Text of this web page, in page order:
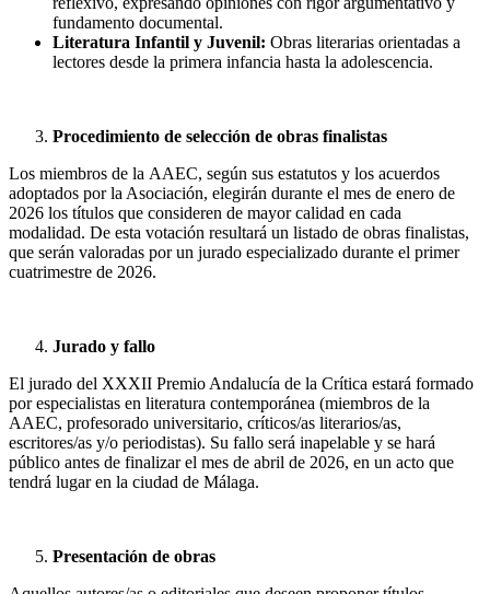
fundamento documental.
Literatura Infantil y Juvenil: Obras literarias orientadas a
lectores desde la primera infancia hasta la adolescencia.
Procedimiento de selección de obras finalistas
Los miembros de la AAEC, según sus estatutos y los acuerdos
adoptados por la Asociación, elegirán durante el mes de enero de
2026 los títulos que consideren de mayor calidad en cada
modalidad. De esta votación resultará un listado de obras finalistas,
que serán valoradas por un jurado especializado durante el primer
cuatrimestre de 2026.
Jurado y fallo
El jurado del XXXII Premio Andalucía de la Crítica estará formado
por especialistas en literatura contemporánea (miembros de la
AAEC, profesorado universitario, críticos/as literarios/as,
escritores/as y/o periodistas). Su fallo será inapelable y se hará
público antes de finalizar el mes de abril de 2026, en un acto que
tendrá lugar en la ciudad de Málaga.
Presentación de obras